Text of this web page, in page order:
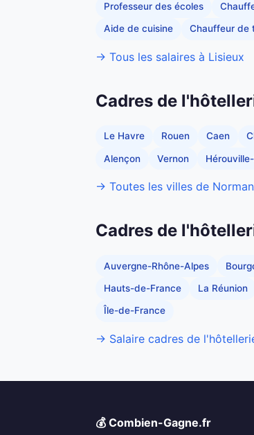
Professeur des écoles
Aide de cuisine Chauffeur de
→ Tous les salaires à Lisieux
Cadres de
Le Havre Rouen Caen
Alençon Vernon
→ Toutes les villes de
Cadres de
Auvergne-Rhône-Alpes
Hauts-de-France La Réunion
Île-de-France
→ Salaire cadres de
💰 Combien-Gagne.fr